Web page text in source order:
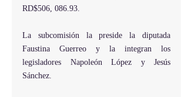
RD$506, 086.93.
La subcomisión la preside la diputada
Faustina Guerreo y la integran los
legisladores Napoleón López y Jesús
Sánchez.